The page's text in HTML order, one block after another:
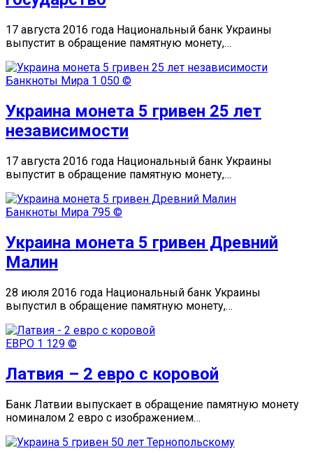
17 августа 2016 года Национальный банк Украины
выпустит в обращение памятную монету,…
Банкноты Мира 1 050 ©
Украина монета 5 гривен 25 лет
независимости
17 августа 2016 года Национальный банк Украины
выпустит в обращение памятную монету,…
Банкноты Мира 795 ©
Украина монета 5 гривен Древний
Малин
28 июля 2016 года Национальный банк Украины
выпустил в обращение памятную монету,…
ЕВРО 1 129 ©
Латвия – 2 евро с коровой
Банк Латвии выпускает в обращение памятную монету
номиналом 2 евро с изображением…